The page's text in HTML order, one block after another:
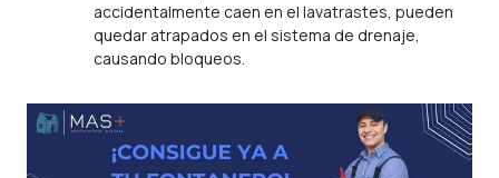
accidentalmente caen en el lavatrastes, pueden
quedar atrapados en el sistema de drenaje,
causando bloqueos.